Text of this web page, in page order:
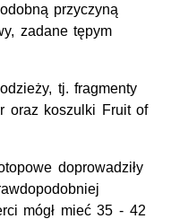
przyczyną
zadane tępym
tj. fragmenty
oraz koszulki Fruit of
doprowadziły
mógł mieć 35 - 42